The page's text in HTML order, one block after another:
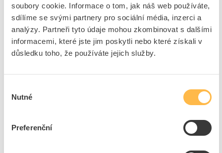
soubory cookie. Informace o tom, jak náš web používáte,
sdílíme se svými partnery pro sociální média, inzerci a
analýzy. Partneři tyto údaje mohou zkombinovat s dalšími
informacemi, které jste jim poskytli nebo které získali v
důsledku toho, že používáte jejich služby.
souhlasu
Nutné
Preferenční
Provedení povrchu
Povrchová úprava práškovou barvou
Verze jako prosklené
dveře
Ne
Verze jako dveře pro
uzamknutí odpojovače
Ne
Odpovědnost za produkt +
Adresa: Komárovská 2406/57, 193 00 Praha 9 - Horní Počernice,